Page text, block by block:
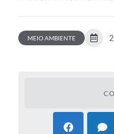
MEIO AMBIENTE